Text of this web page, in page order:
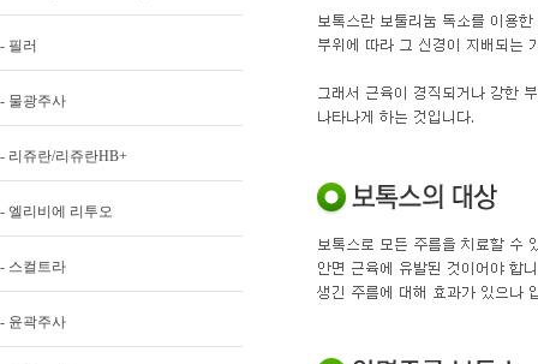
- 필러
- 물광주사
- 리쥬란/리쥬란HB+
- 엘리비에 리투오
- 스컬트라
- 윤곽주사